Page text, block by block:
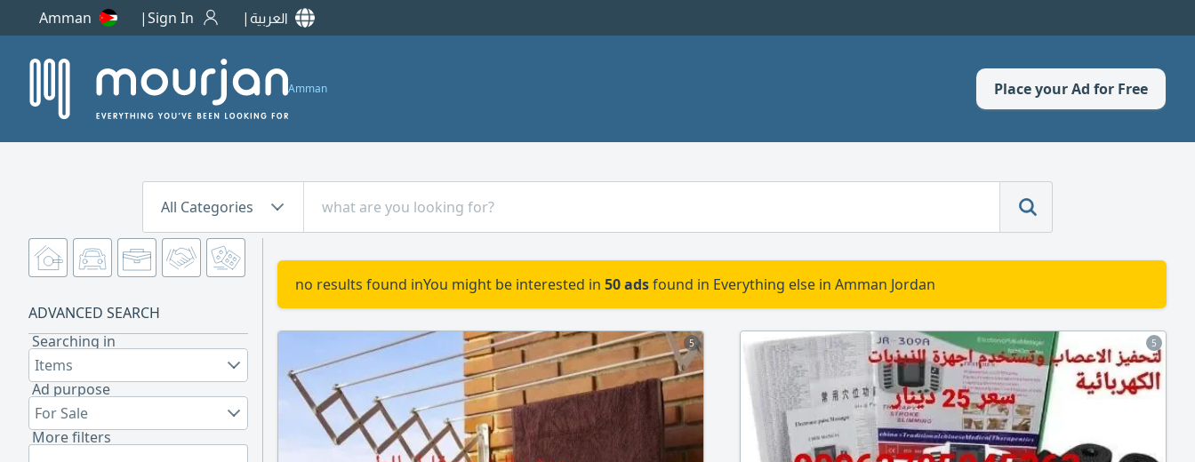
Amman Sign In العربية
Amman Place your Ad for Free
All Categories
ADVANCED SEARCH
Searching in
Items
Ad purpose
For Sale
More filters
no results found inYou might be interested in 50 adsfound in Everything else in Amman Jordan
5 5